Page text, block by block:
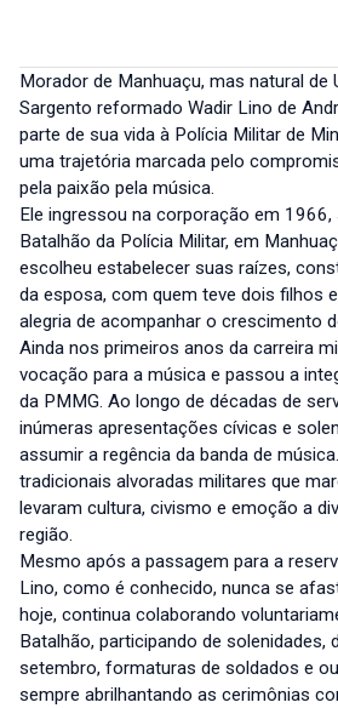
Morador de Manhuaçu, mas natural de
Sargento reformado Wadir Lino de
parte de sua vida à Polícia Militar de
uma trajetória marcada pelo
pela paixão pela música.
Ele ingressou na corporação em 1966,
Batalhão da Polícia Militar, em
escolheu estabelecer suas raízes,
da esposa, com quem teve dois filhos
alegria de acompanhar o crescimento
Ainda nos primeiros anos da carreira
vocação para a música e passou a
da PMMG. Ao longo de décadas de
inúmeras apresentações cívicas e
assumir a regência da banda de
tradicionais alvoradas militares que
levaram cultura, civismo e emoção a
região.
Mesmo após a passagem para a
Lino, como é conhecido, nunca se
hoje, continua colaborando
Batalhão, participando de solenidades,
setembro, formaturas de soldados e
sempre abrilhantando as cerimônias